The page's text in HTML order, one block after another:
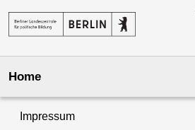
Home
Impressum